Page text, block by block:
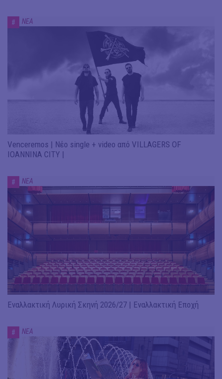
# ΝΕΑ
Venceremos | Νέο single + video από VILLAGERS OF
IOANNINA CITY |
# ΝΕΑ
Εναλλακτική Λυρική Σκηνή 2026/27 | Εναλλακτική Εποχή
# ΝΕΑ